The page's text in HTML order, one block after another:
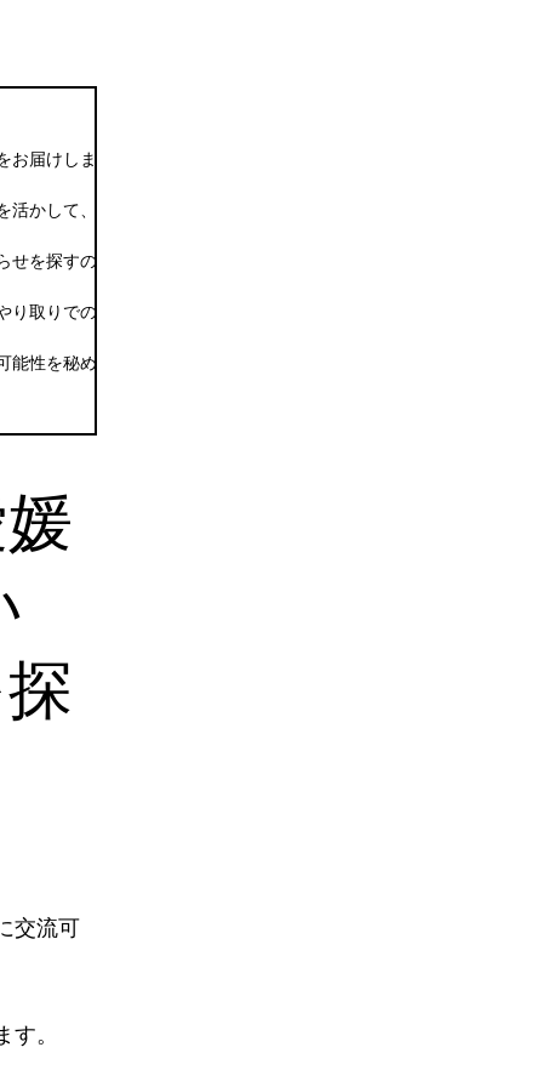
届けします。出会い系サイトは、簡単に新しい人と出会うため
かして、多様な出会いを提供しています。このプラットフォーム
を探すのに最適です。イベント情報をチェックすることで、共通
取りでの注意点を確認しましょう。個人情報を守るための基本的
性を秘めています。キーワード「長崎 出会い 爆サイ」を有効に
交流可
。